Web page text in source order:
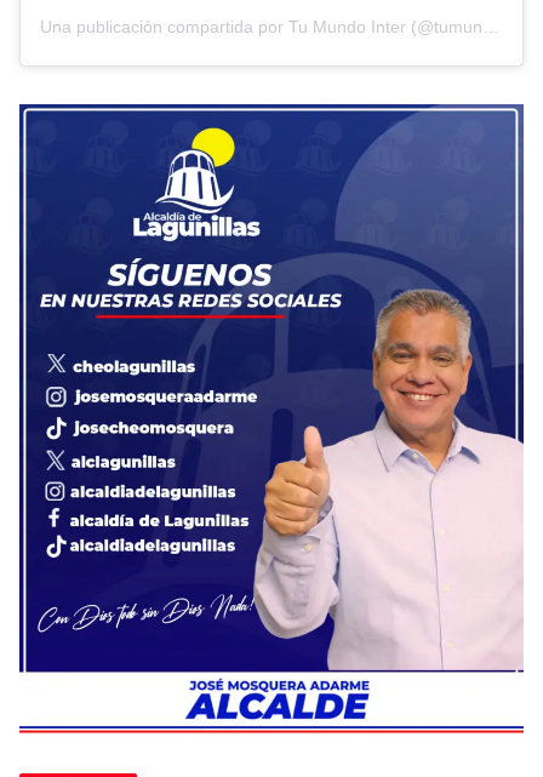
Una publicación compartida por Tu Mundo Inter (@tumundointer)